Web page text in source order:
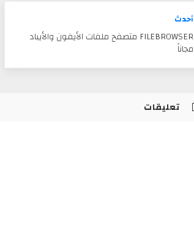
أحدث
FILEBROWSER متصفح ملفات الأيفون والأيباد
مجاناً
تعليقات